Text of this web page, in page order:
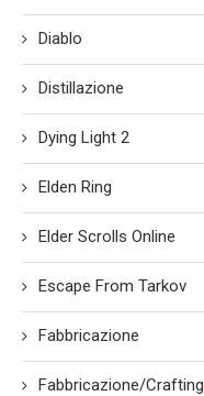
Diablo
Distillazione
Dying Light 2
Elden Ring
Elder Scrolls Online
Escape From Tarkov
Fabbricazione
Fabbricazione/Crafting